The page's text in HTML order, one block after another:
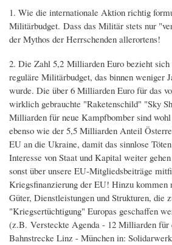
1. Wie die internationale Aktion richtig
Militärbudget. Dass das Militär stets nur
der Mythos der Herrschenden allerortens!
2. Die Zahl 5,2 Milliarden Euro bezieht
reguläre Militärbudget, das binnen weniger
wurde. Die über 6 Milliarden Euro für das
wirklich gebrauchte "Raketenschild" "Sky
Milliarden für neue Kampfbomber sind
ebenso wie der 5,5 Milliarden Anteil
EU an die Ukraine, damit das sinnlose
Interesse von Staat und Kapital weiter
sonst über unsere EU-Mitgliedsbeiträge
Kriegsfinanzierung der EU! Hinzu kommen
Güter, Dienstleistungen und Strukturen, die
"Kriegsertüchtigung" Europas geschaffen
(z.B. Versteckte Agenda - 12 Milliarden
Bahnstrecke Linz - München in: